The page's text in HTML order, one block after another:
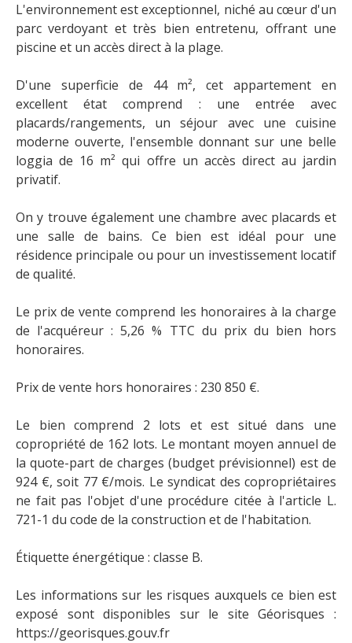
​L'environnement est exceptionnel, niché au cœur d'un
parc verdoyant et très bien entretenu, offrant une
piscine et un accès direct à la plage.
​D'une superficie de 44 m², cet appartement en
excellent état comprend : une entrée avec
placards/rangements, un séjour avec une cuisine
moderne ouverte, l'ensemble donnant sur une belle
loggia de 16 m² qui offre un accès direct au jardin
privatif.
​On y trouve également une chambre avec placards et
une salle de bains. Ce bien est idéal pour une
résidence principale ou pour un investissement locatif
de qualité.
​Le prix de vente comprend les honoraires à la charge
de l'acquéreur : 5,26 % TTC du prix du bien hors
honoraires.
​Prix de vente hors honoraires : 230 850 €.
​Le bien comprend 2 lots et est situé dans une
copropriété de 162 lots. Le montant moyen annuel de
la quote-part de charges (budget prévisionnel) est de
924 €, soit 77 €/mois. Le syndicat des copropriétaires
ne fait pas l'objet d'une procédure citée à l'article L.
721-1 du code de la construction et de l'habitation.
​Étiquette énergétique : classe B.
​Les informations sur les risques auxquels ce bien est
exposé sont disponibles sur le site Géorisques :
https://georisques.gouv.fr